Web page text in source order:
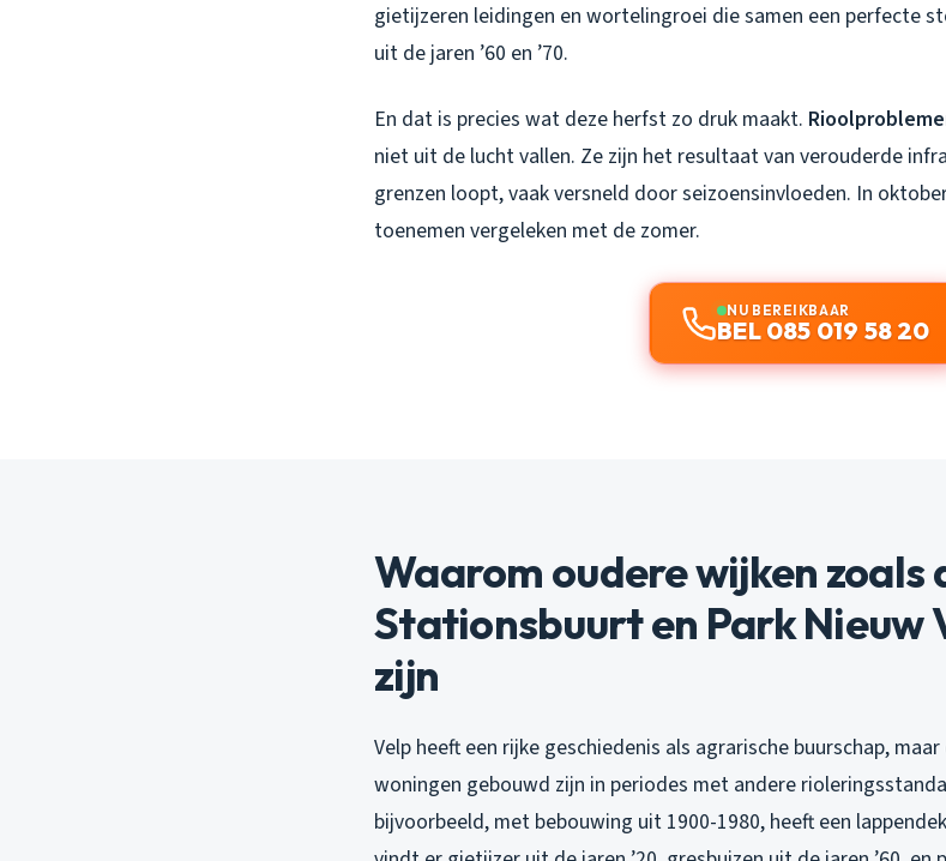
gietijzeren leidingen en wortelingroei die samen een perfecte
uit de jaren ’60 en ’70.
En dat is precies wat deze herfst zo druk maakt.
niet uit de lucht vallen. Ze zijn het resultaat van verouderde
grenzen loopt, vaak versneld door seizoensinvloeden. In
toenemen vergeleken met de zomer.
NU BEREIKBAAR
BEL 085 019 58 20
Waarom oudere wijken zoals
Stationsbuurt en Park Nieuw
zijn
Velp heeft een rijke geschiedenis als agrarische buurschap,
woningen gebouwd zijn in periodes met andere
bijvoorbeeld, met bebouwing uit 1900-1980, heeft een